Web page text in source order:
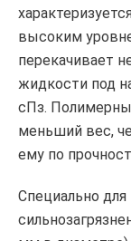
высоким
перекачивает
жидкости под
сПз.
меньший вес,
ему по
Специально